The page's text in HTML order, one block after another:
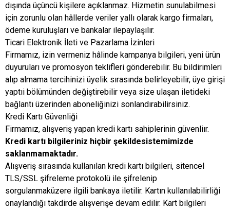
dışında üçüncü kişilere açıklanmaz. Hizmetin sunulabilmesi
için zorunlu olan hâllerde veriler yallı olarak kargo firmaları,
ödeme kuruluşları ve bankalar ilepaylaşılır.
Ticari Elektronik İleti ve Pazarlama İzinleri
Firmamız, izin vermeniz hâlinde kampanya bilgileri, yeni ürün
duyuruları ve promosyon teklifleri gönderebilir. Bu bildirimleri
alıp almama tercihinizi üyelik sırasında belirleyebilir, üye girişi
yaptıi bölümünden değiştirebilir veya size ulaşan iletideki
bağlantı üzerinden aboneliğinizi sonlandırabilirsiniz.
Kredi Kartı Güvenliği
Firmamız, alışveriş yapan kredi kartı sahiplerinin güvenliır.
Kredi kartı bilgileriniz hiçbir şekildesistemimizde
saklanmamaktadır.
Alışveriş sırasında kullanılan kredi kartı bilgileri, sitencel
TLS/SSL şifreleme protokolü ile şifrelenip
sorgulanmaküzere ilgili bankaya iletilir. Kartın kullanılabilirliği
onaylandığı takdirde alışverişe devam edilir. Kart bilgileri